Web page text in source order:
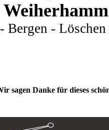
Bergen -
sagen Danke für dieses